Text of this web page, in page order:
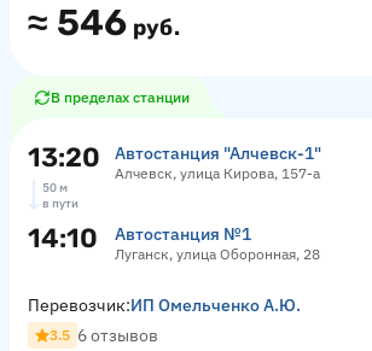
≈ 546 руб.
В пределах станции
13:20 Автостанция "Алчевск-1"
Алчевск, улица Кирова, 157-а
50 м
в пути
14:10 Автостанция №1
Луганск, улица Оборонная, 28
Перевозчик:ИП Омельченко А.Ю.
3.5 6 отзывов